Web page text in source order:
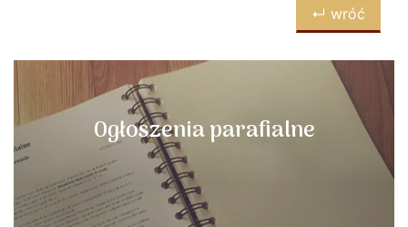
↵ wróć
Ogłoszenia parafialne